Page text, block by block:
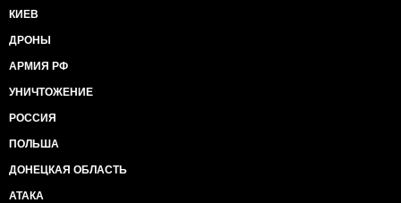
КИЕВ
ДРОНЫ
АРМИЯ РФ
УНИЧТОЖЕНИЕ
РОССИЯ
ПОЛЬША
ДОНЕЦКАЯ ОБЛАСТЬ
АТАКА